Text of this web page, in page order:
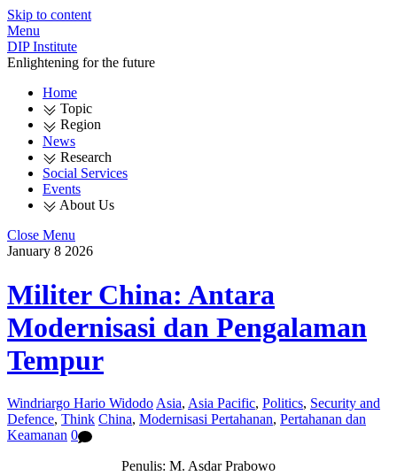
Skip to content
Menu
DIP Institute
Enlightening for the future
Home
Topic
Region
News
Research
Social Services
Events
About Us
Close Menu
January 8 2026
Militer China: Antara
Modernisasi dan Pengalaman
Tempur
Windriargo Hario Widodo Asia, Asia Pacific, Politics, Security and
Defence, Think China, Modernisasi Pertahanan, Pertahanan dan
Keamanan 0
Penulis: M. Asdar Prabowo